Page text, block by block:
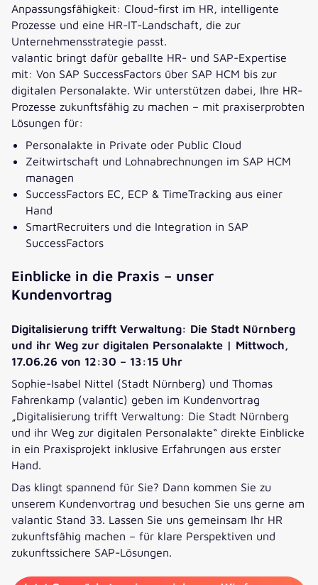
Anpassungsfähigkeit: Cloud-first im HR, intelligente
Prozesse und eine HR-IT-Landschaft, die zur
Unternehmensstrategie passt.
valantic bringt dafür geballte HR- und SAP-Expertise
mit: Von SAP SuccessFactors über SAP HCM bis zur
digitalen Personalakte. Wir unterstützen dabei, Ihre HR-
Prozesse zukunftsfähig zu machen – mit praxiserprobten
Lösungen für:
Personalakte in Private oder Public Cloud
Zeitwirtschaft und Lohnabrechnungen im SAP HCM
managen
SuccessFactors EC, ECP & TimeTracking aus einer
Hand
SmartRecruiters und die Integration in SAP
SuccessFactors
Einblicke in die Praxis – unser
Kundenvortrag
Digitalisierung trifft Verwaltung: Die Stadt Nürnberg
und ihr Weg zur digitalen Personalakte | Mittwoch,
17.06.26 von 12:30 – 13:15 Uhr
Sophie-Isabel Nittel (Stadt Nürnberg) und Thomas
Fahrenkamp (valantic) geben im Kundenvortrag
„Digitalisierung trifft Verwaltung: Die Stadt Nürnberg
und ihr Weg zur digitalen Personalakte“ direkte Einblicke
in ein Praxisprojekt inklusive Erfahrungen aus erster
Hand.
Das klingt spannend für Sie? Dann kommen Sie zu
unserem Kundenvortrag und besuchen Sie uns gerne am
valantic Stand 33. Lassen Sie uns gemeinsam Ihr HR
zukunftsfähig machen – für klare Perspektiven und
zukunftssichere SAP-Lösungen.